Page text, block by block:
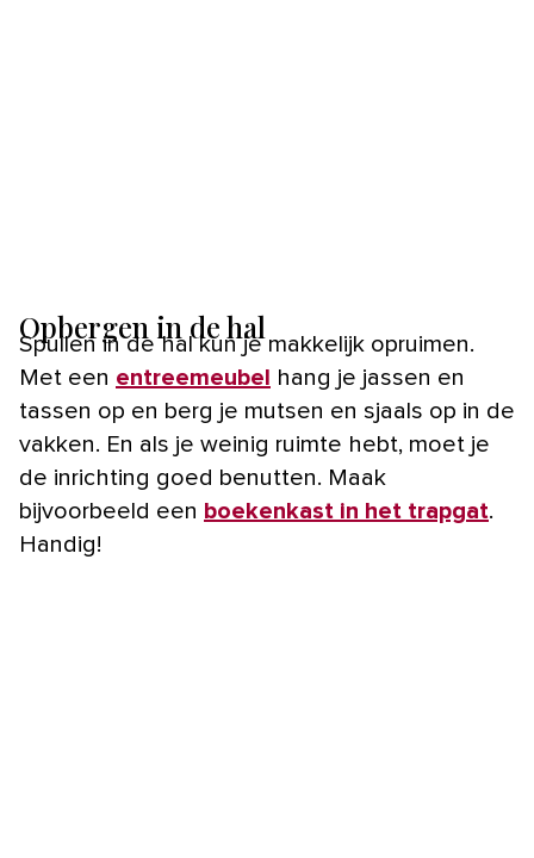
Opbergen in de hal
Spullen in de hal kun je makkelijk opruimen.
Met een entreemeubel
hang je jassen en
tassen op en berg je mutsen en sjaals op in de
vakken. En als je weinig ruimte hebt, moet je
de inrichting goed benutten. Maak
bijvoorbeeld een boekenkast in het trapgat.
Handig!